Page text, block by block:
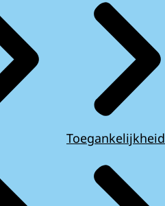
Toegankelijkheid